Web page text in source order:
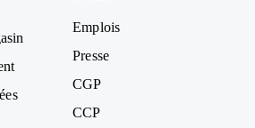
Emplois
Presse
CGP
CCP